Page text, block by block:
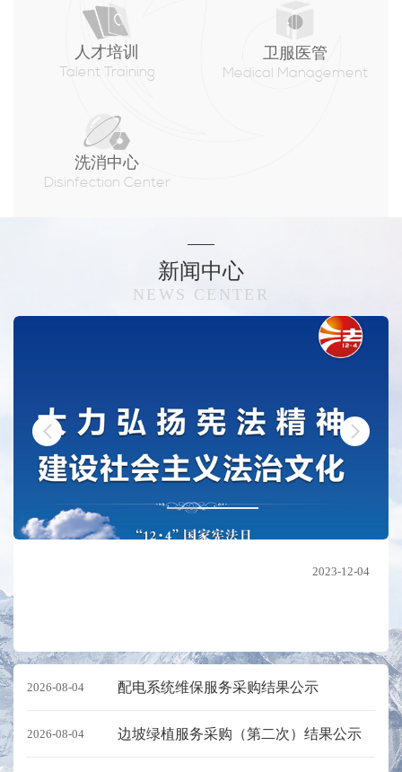
人才培训
Talent Training
卫服医管
Medical Management
洗消中心
Disinfection Center
新闻中心
NEWS CENTER
2023-12-04
2026-08-04 配电系统维保服务采购结果公示
2026-08-04 边坡绿植服务采购（第二次）结果公示